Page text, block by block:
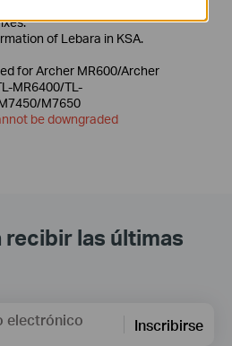
of Lebara in KSA.
for Archer MR600/Archer
MR6400/TL-
M7650
be downgraded
las últimas
electrónico Inscribirse